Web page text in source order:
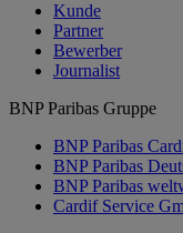
Kunde
Partner
Bewerber
Journalist
BNP Paribas Gruppe
BNP Paribas
BNP Paribas
BNP Paribas
Cardif Service